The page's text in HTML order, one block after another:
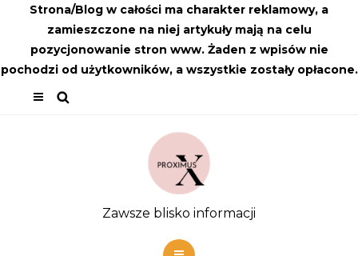
Strona/Blog w całości ma charakter reklamowy, a
zamieszczone na niej artykuły mają na celu
pozycjonowanie stron www. Żaden z wpisów nie
pochodzi od użytkowników, a wszystkie zostały opłacone.
Zawsze blisko informacji